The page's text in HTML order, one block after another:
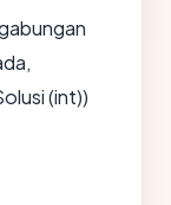
(int))